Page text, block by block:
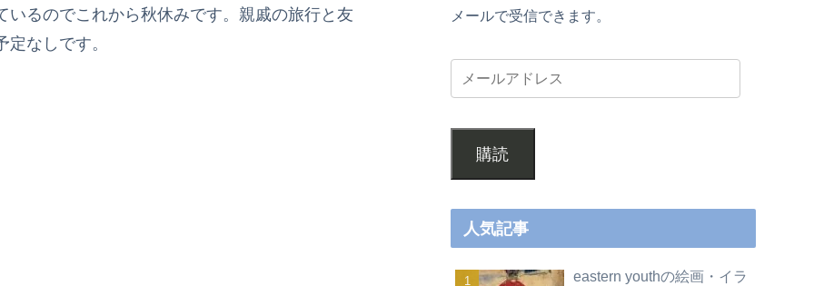
るのでこれから秋休みです。親戚の旅行と友
なしです。
メールで受信できます。
購読
人気記事
eastern youthの絵画・イラ